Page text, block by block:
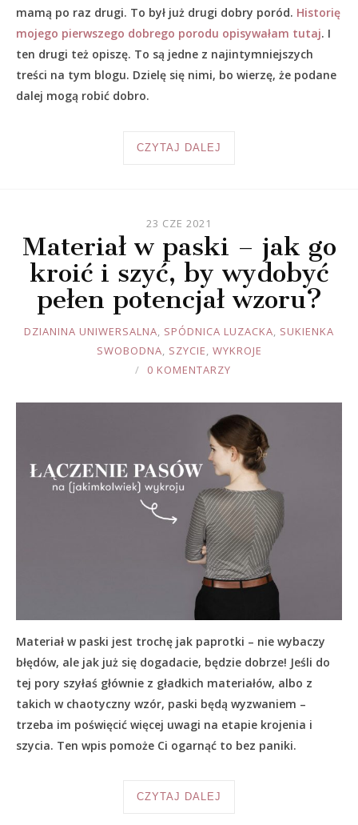
mamą po raz drugi. To był już drugi dobry poród. Historię
mojego pierwszego dobrego porodu opisywałam tutaj. I
ten drugi też opiszę. To są jedne z najintymniejszych
treści na tym blogu. Dzielę się nimi, bo wierzę, że podane
dalej mogą robić dobro.
CZYTAJ DALEJ
23 CZE 2021
Materiał w paski – jak go
kroić i szyć, by wydobyć
pełen potencjał wzoru?
JOULE
DZIANINA UNIWERSALNA, SPÓDNICA LUZACKA, SUKIENKA
SWOBODNA, SZYCIE, WYKROJE
0 KOMENTARZY
Materiał w paski jest trochę jak paprotki – nie wybaczy
błędów, ale jak już się dogadacie, będzie dobrze! Jeśli do
tej pory szyłaś głównie z gładkich materiałów, albo z
takich w chaotyczny wzór, paski będą wyzwaniem –
trzeba im poświęcić więcej uwagi na etapie krojenia i
szycia. Ten wpis pomoże Ci ogarnąć to bez paniki.
CZYTAJ DALEJ